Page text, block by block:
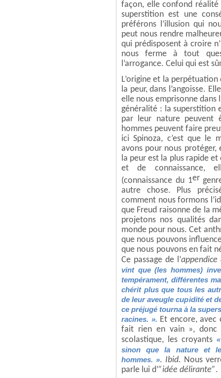
façon, elle confond
superstition est une
préférons l’illusion qui
peut nous rendre
qui prédisposent à croire
nous ferme à tout
l’arrogance. Celui qui est
L’origine et la
la peur, dans l’angoisse.
elle nous emprisonne dans
généralité : la superstition
par leur nature peuvent
hommes peuvent faire
ici Spinoza, c’est que le
avons pour nous protéger,
la peur est la plus rapide
et de connaissance,
(connaissance du 1er
autre chose. Plus
comment nous formons
que Freud raisonne de la
projetons nos qualités
monde pour nous. Cet
que nous pouvons
que nous pouvons en fait
Ce passage de l’appendice
vint que (les hommes)
tempérament, différentes
chérit plus que tous les
de leur aveugle cupidité et
ce préjugé tourna à la
racines. ». Et encore, avec
fait rien en vain », donc
scolastique, les croyants
sinon que la nature et
hommes. ». Ibid. Nous
parle lui d’”idée délirante”.